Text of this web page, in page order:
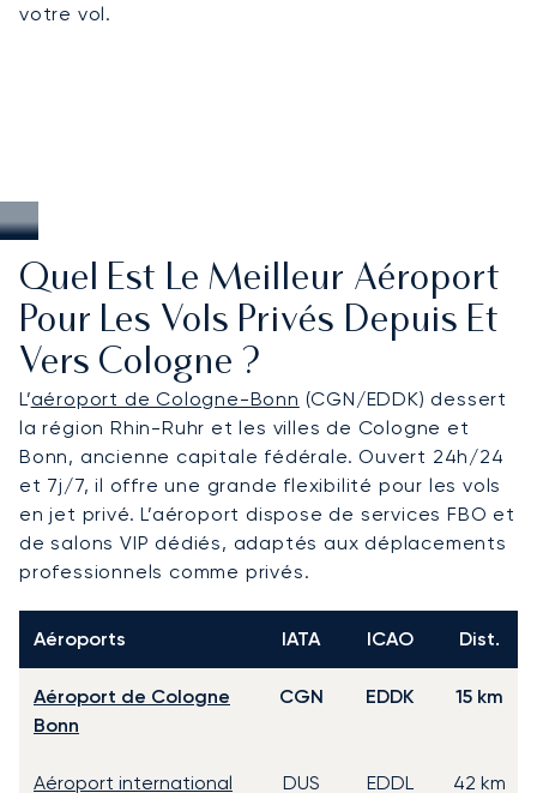
votre vol.
Quel Est Le Meilleur Aéroport
Pour Les Vols Privés Depuis Et
Vers Cologne ?
L’aéroport de Cologne-Bonn (CGN/EDDK) dessert
la région Rhin-Ruhr et les villes de Cologne et
Bonn, ancienne capitale fédérale. Ouvert 24h/24
et 7j/7, il offre une grande flexibilité pour les vols
en jet privé. L’aéroport dispose de services FBO et
de salons VIP dédiés, adaptés aux déplacements
professionnels comme privés.
Aéroports IATA ICAO Dist.
Aéroport de Cologne
Bonn
CGN EDDK 15 km
Aéroport international
DUS EDDL 42 km